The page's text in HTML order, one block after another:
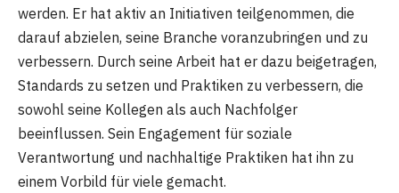
werden. Er hat aktiv an Initiativen teilgenommen, die
darauf abzielen, seine Branche voranzubringen und zu
verbessern. Durch seine Arbeit hat er dazu beigetragen,
Standards zu setzen und Praktiken zu verbessern, die
sowohl seine Kollegen als auch Nachfolger
beeinflussen. Sein Engagement für soziale
Verantwortung und nachhaltige Praktiken hat ihn zu
einem Vorbild für viele gemacht.